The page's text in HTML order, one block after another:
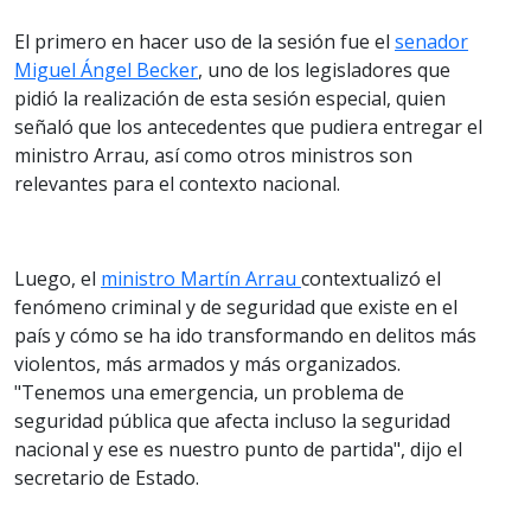
El primero en hacer uso de la sesión fue el senador
Miguel Ángel Becker, uno de los legisladores que
pidió la realización de esta sesión especial, quien
señaló que los antecedentes que pudiera entregar el
ministro Arrau, así como otros ministros son
relevantes para el contexto nacional.
Luego, el ministro Martín Arrau contextualizó el
fenómeno criminal y de seguridad que existe en el
país y cómo se ha ido transformando en delitos más
violentos, más armados y más organizados.
"Tenemos una emergencia, un problema de
seguridad pública que afecta incluso la seguridad
nacional y ese es nuestro punto de partida", dijo el
secretario de Estado.